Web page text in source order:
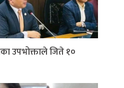
उपभोक्ताले जिते १०